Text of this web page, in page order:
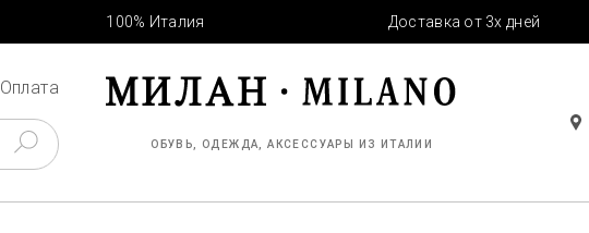
100% Италия Доставка от 3х дней
Оплата
ОБУВЬ, ОДЕЖДА, АКСЕССУАРЫ ИЗ ИТАЛИИ